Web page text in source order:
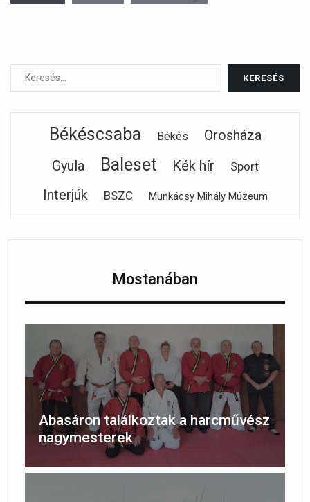
Békéscsaba Békés
Orosháza
Gyula
Baleset Kék hír Sport
Interjúk BSZC Munkácsy Mihály Múzeum
Mostanában
Abasáron találkoztak a harcművész
nagymesterek